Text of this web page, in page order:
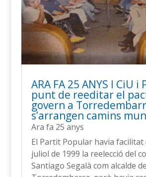
ARA FA 25 ANYS l CiU i
punt de reeditar el
govern a
s’arrangen camins
Ara fa 25 anys
El Partit Popular havia facilitat
juliol de 1999 la reelecció del
Santiago Segalà com alcalde de